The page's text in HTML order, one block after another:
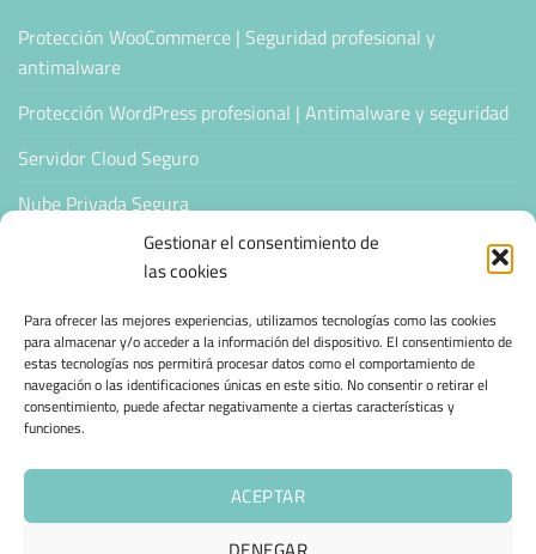
Gestionar el consentimiento de
las cookies
Para ofrecer las mejores experiencias, utilizamos tecnologías como las cookies
para almacenar y/o acceder a la información del dispositivo. El consentimiento de
estas tecnologías nos permitirá procesar datos como el comportamiento de
navegación o las identificaciones únicas en este sitio. No consentir o retirar el
consentimiento, puede afectar negativamente a ciertas características y
funciones.
ACEPTAR
Protección WooCommerce | Seguridad profesional y
antimalware
Protección WordPress profesional | Antimalware y seguridad
Servidor Cloud Seguro
Nube Privada Segura
CONFIANZA & ESPECIALIZACIÓN
Sello de Confianza
Empresas Verificadas +100 Protocolos Online
Migración desde otro proveedor
Hosting ecológico + IA
Hosting Empresarial 360